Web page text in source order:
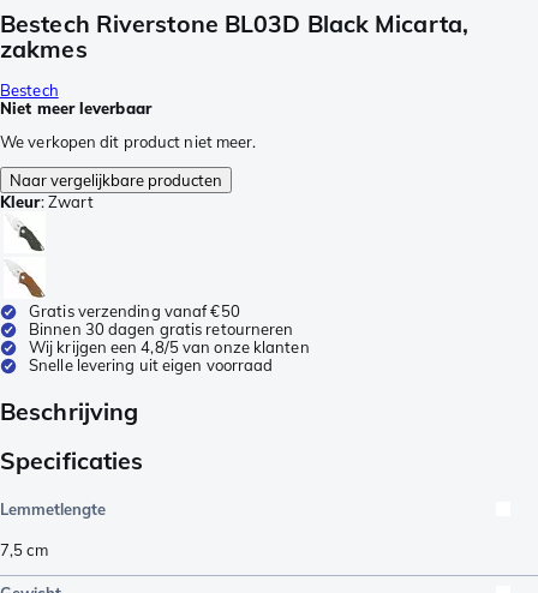
Bestech Riverstone BL03D Black Micarta,
zakmes
Bestech
Niet meer leverbaar
We verkopen dit product niet meer.
Naar vergelijkbare producten
Kleur:Zwart
Gratis verzending vanaf €50
Binnen 30 dagen gratis retourneren
Wij krijgen een 4,8/5 van onze klanten
Snelle levering uit eigen voorraad
Beschrijving
Specificaties
Lemmetlengte
7,5cm